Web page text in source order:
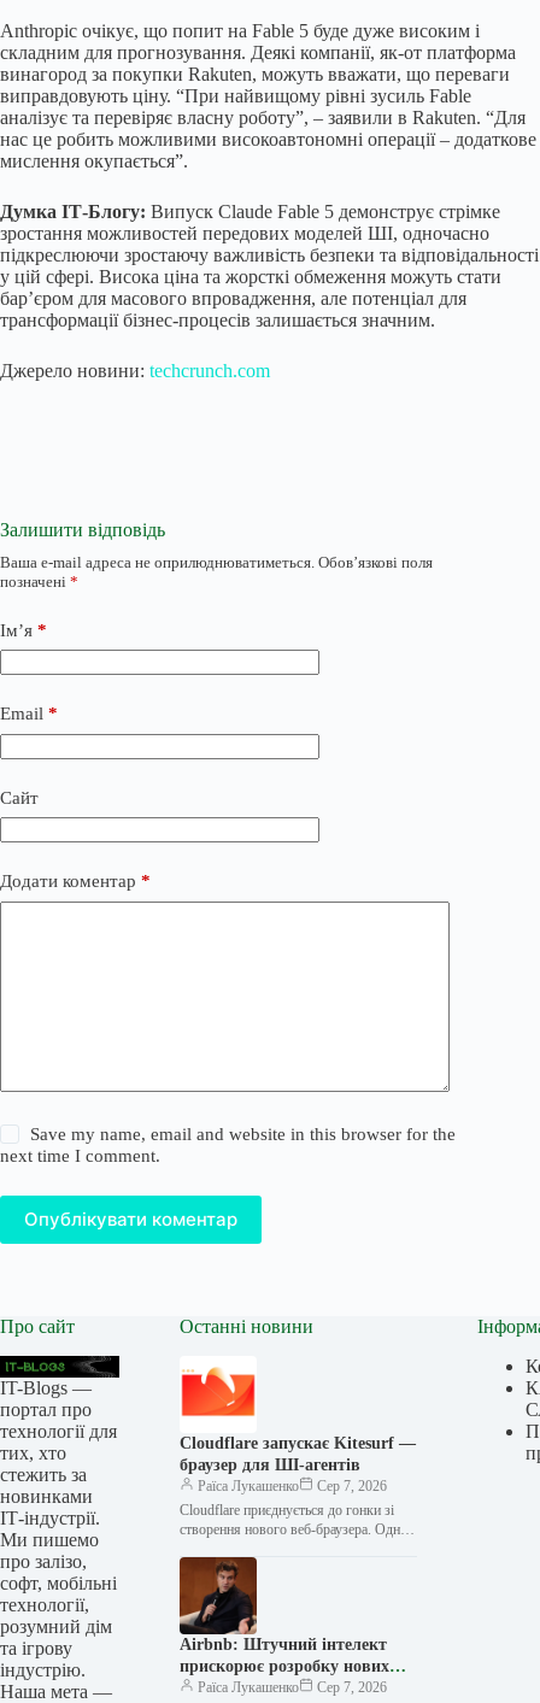
Anthropic очікує, що попит на Fable 5 буде дуже високим і
складним для прогнозування. Деякі компанії, як-от платформа
винагород за покупки Rakuten, можуть вважати, що переваги
виправдовують ціну. “При найвищому рівні зусиль Fable
аналізує та перевіряє власну роботу”, – заявили в Rakuten. “Для
нас це робить можливими високоавтономні операції – додаткове
мислення окупається”.
Думка ІТ-Блогу: Випуск Claude Fable 5 демонструє стрімке
зростання можливостей передових моделей ШІ, одночасно
підкреслюючи зростаючу важливість безпеки та відповідальності
у цій сфері. Висока ціна та жорсткі обмеження можуть стати
бар’єром для масового впровадження, але потенціал для
трансформації бізнес-процесів залишається значним.
Джерело новини: techcrunch.com
Залишити відповідь
Ваша e-mail адреса не оприлюднюватиметься. Обов’язкові поля
позначені *
Ім’я *
Email *
Сайт
Додати коментар *
Save my name, email and website in this browser for the
next time I comment.
Опублікувати коментар
Про сайт
IT-Blogs —
портал про
технології для
тих, хто
стежить за
новинками
ІТ-індустрії.
Ми пишемо
про залізо,
софт, мобільні
технології,
розумний дім
та ігрову
індустрію.
Наша мета —
Останні новини
Cloudflare запускає Kitesurf —
браузер для ШІ-агентів
Раїса Лукашенко
Сер 7, 2026
Cloudflare приєднується до гонки зі
створення нового веб-браузера. Однак,
споживачам альтернативу Chrome,
інтернет-провайдер запустив Kitesurf
—…
Airbnb: Штучний інтелект
прискорює розробку нових
функцій, тестуючи пошук
Раїса Лукашенко Сер 7, 2026